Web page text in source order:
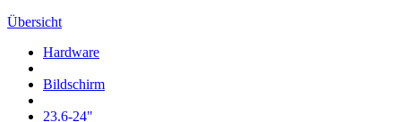
Übersicht
Hardware
Bildschirm
23.6-24"